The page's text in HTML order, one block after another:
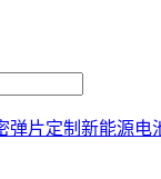
弹片定制 新能源电